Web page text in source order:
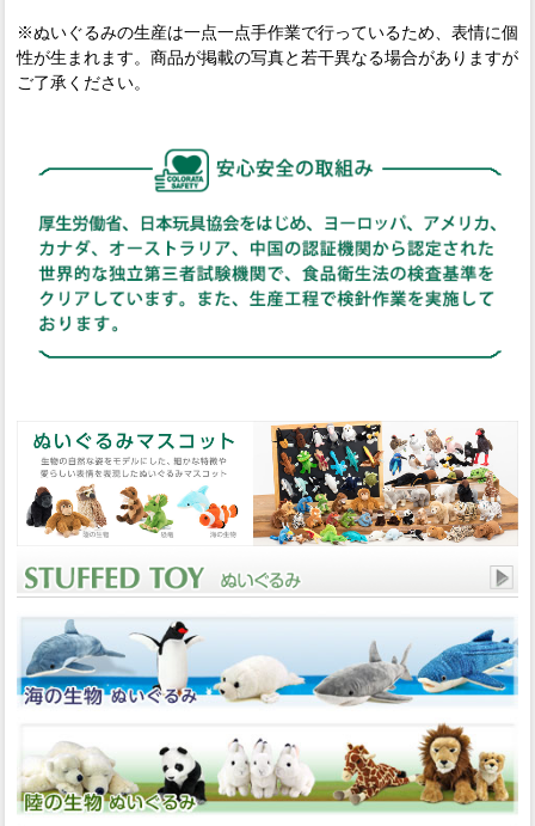
※ぬいぐるみの生産は一点一点手作業で行っているため、表情に個
性が生まれます。商品が掲載の写真と若干異なる場合がありますが
ご了承ください。